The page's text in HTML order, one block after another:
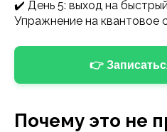
✔️ День 5: выход на
Упражнение на квантовое
👉
Почему это не